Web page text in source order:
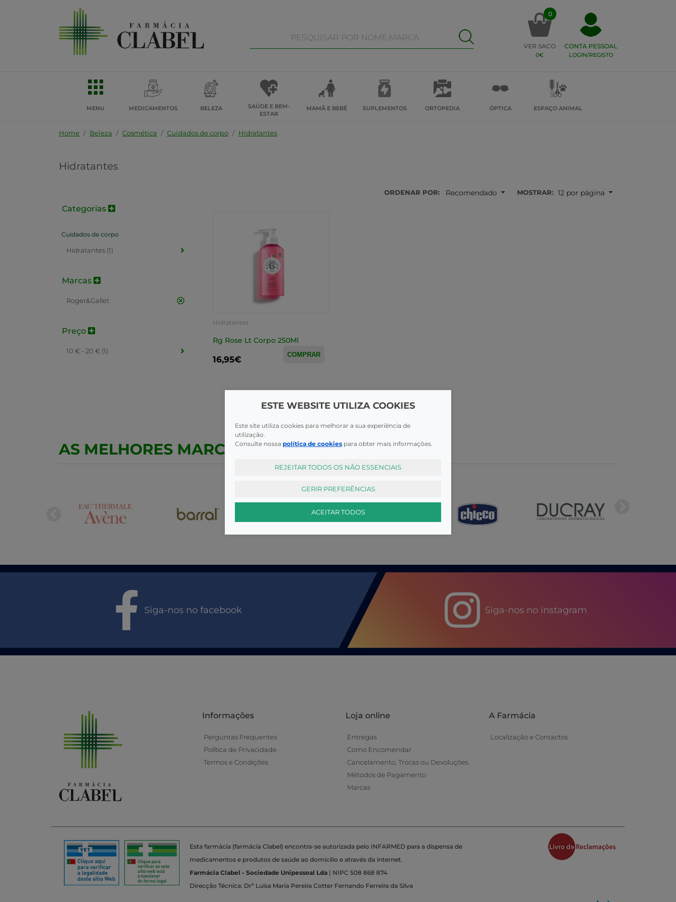
0
VER SACO
0€
CONTA PESSOAL
LOGIN/REGISTO
MENU MEDICAMENTOS BELEZA
SAÚDE E BEM-
ESTAR
MAMÃ E BEBÉ SUPLEMENTOS ORTOPEDIA ÓPTICA ESPAÇO ANIMAL
Home Beleza Cosmética Cuidados de corpo Hidratantes
Hidratantes
Categorias
Cuidados de corpo
Hidratantes (1)
Marcas
Roger&Gallet
Preço
10 € - 20 € (1)
ORDENAR POR: Recomendado MOSTRAR: 12 por página
Hidratantes
Rg Rose Lt Corpo 250Ml
16,95€ COMPRAR
AS MELHORES MARCAS
Siga-nos no facebook Siga-nos no instagram
Informações
Perguntas Frequentes
Política de Privacidade
Termos e Condições
Loja online
Entregas
Como Encomendar
Cancelamento, Trocas ou Devoluções
Métodos de Pagamento
Marcas
A Farmácia
Localização e Contactos
Esta farmácia (farmácia Clabel) encontra-se autorizada pelo INFARMED para a dispensa de
medicamentos e produtos de saúde ao domicílio e através da internet.
Farmácia Clabel - Sociedade Unipessoal Lda | NIPC 508 868 874
Direcção Técnica: Drª Luísa Maria Pereira Cotter Fernando Ferreira da Silva
ESTE WEBSITE UTILIZA COOKIES
Este site utiliza cookies para melhorar a sua experiência de
utilização.
Consulte nossa política de cookies para obter mais informações.
REJEITAR TODOS OS NÃO ESSENCIAIS
GERIR PREFERÊNCIAS
ACEITAR TODOS